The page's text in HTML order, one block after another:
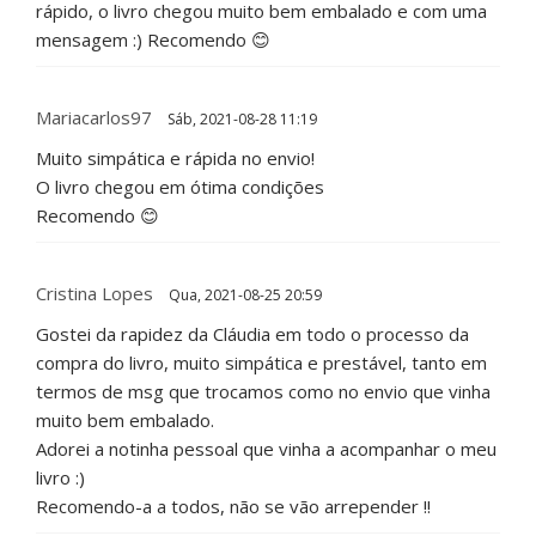
rápido, o livro chegou muito bem embalado e com uma
mensagem :) Recomendo 😊
Mariacarlos97 Sáb, 2021-08-28 11:19
Muito simpática e rápida no envio!
O livro chegou em ótima condições
Recomendo 😊
Cristina Lopes Qua, 2021-08-25 20:59
Gostei da rapidez da Cláudia em todo o processo da
compra do livro, muito simpática e prestável, tanto em
termos de msg que trocamos como no envio que vinha
muito bem embalado.
Adorei a notinha pessoal que vinha a acompanhar o meu
livro :)
Recomendo-a a todos, não se vão arrepender !!